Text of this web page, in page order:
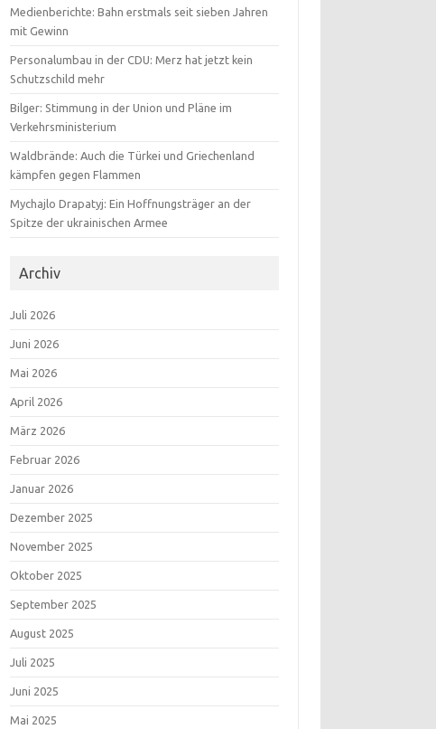
Medienberichte: Bahn erstmals seit sieben Jahren
mit Gewinn
Personalumbau in der CDU: Merz hat jetzt kein
Schutzschild mehr
Bilger: Stimmung in der Union und Pläne im
Verkehrsministerium
Waldbrände: Auch die Türkei und Griechenland
kämpfen gegen Flammen
Mychajlo Drapatyj: Ein Hoffnungsträger an der
Spitze der ukrainischen Armee
Archiv
Juli 2026
Juni 2026
Mai 2026
April 2026
März 2026
Februar 2026
Januar 2026
Dezember 2025
November 2025
Oktober 2025
September 2025
August 2025
Juli 2025
Juni 2025
Mai 2025